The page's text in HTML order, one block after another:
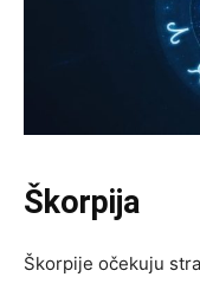
Škorpija
Škorpije očekuju